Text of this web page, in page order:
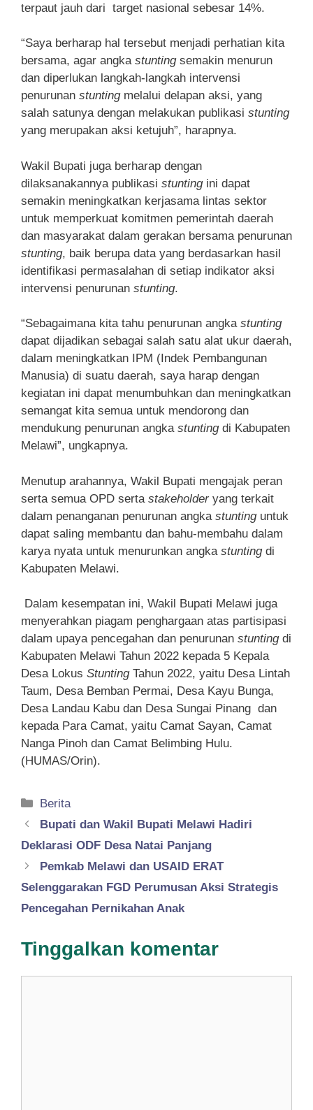
terpaut jauh dari target nasional sebesar 14%.
“Saya berharap hal tersebut menjadi perhatian kita
bersama, agar angka stunting semakin menurun
dan diperlukan langkah-langkah intervensi
penurunan stuntingmelalui delapan aksi, yang
salah satunya dengan melakukan publikasi stunting
yang merupakan aksi ketujuh”, harapnya.
Wakil Bupati juga berharap dengan
dilaksanakannya publikasi stuntingini dapat
semakin meningkatkan kerjasama lintas sektor
untuk memperkuat komitmen pemerintah daerah
dan masyarakat dalam gerakan bersama penurunan
stunting, baik berupa data yang berdasarkan hasil
identifikasi permasalahan di setiap indikator aksi
intervensi penurunan stunting.
“Sebagaimana kita tahu penurunan angka stunting
dapat dijadikan sebagai salah satu alat ukur daerah,
dalam meningkatkan IPM (Indek Pembangunan
Manusia) di suatu daerah, saya harap dengan
kegiatan ini dapat menumbuhkan dan meningkatkan
semangat kita semua untuk mendorong dan
mendukung penurunan angka stuntingdi Kabupaten
Melawi”, ungkapnya.
Menutup arahannya, Wakil Bupati mengajak peran
serta semua OPD serta stakeholderyang terkait
dalam penanganan penurunan angka stuntinguntuk
dapat saling membantu dan bahu-membahu dalam
karya nyata untuk menurunkan angka stunting di
Kabupaten Melawi.
Dalam kesempatan ini, Wakil Bupati Melawi juga
menyerahkan piagam penghargaan atas partisipasi
dalam upaya pencegahan dan penurunan stunting di
Kabupaten Melawi Tahun 2022 kepada 5 Kepala
Desa Lokus StuntingTahun 2022, yaitu Desa Lintah
Taum, Desa Bemban Permai, Desa Kayu Bunga,
Desa Landau Kabu dan Desa Sungai Pinang dan
kepada Para Camat, yaitu Camat Sayan, Camat
Nanga Pinoh dan Camat Belimbing Hulu.
(HUMAS/Orin).
Kategori
Berita
Bupati dan Wakil Bupati Melawi Hadiri
Deklarasi ODF Desa Natai Panjang
Pemkab Melawi dan USAID ERAT
Selenggarakan FGD Perumusan Aksi Strategis
Pencegahan Pernikahan Anak
Tinggalkan komentar